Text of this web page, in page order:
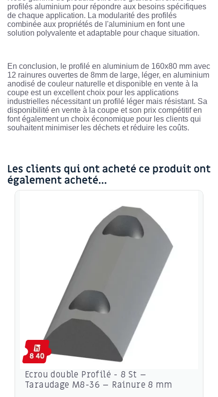
profilés aluminium pour répondre aux besoins spécifiques
de chaque application. La modularité des profilés
combinée aux propriétés de l'aluminium en font une
solution polyvalente et adaptable pour chaque situation.
En conclusion, le profilé en aluminium de 160x80 mm avec
12 rainures ouvertes de 8mm de large, léger, en aluminium
anodisé de couleur naturelle et disponible en vente à la
coupe est un excellent choix pour les applications
industrielles nécessitant un profilé léger mais résistant. Sa
disponibilité en vente à la coupe et son prix compétitif en
font également un choix économique pour les clients qui
souhaitent minimiser les déchets et réduire les coûts.
Les clients qui ont acheté ce produit ont
également acheté...
Ecrou double Profilé - 8 St –
Taraudage M8-36 – Rainure 8 mm